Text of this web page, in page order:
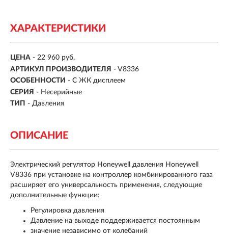
ХАРАКТЕРИСТИКИ
ЦЕНА - 22 960 руб.
АРТИКУЛ ПРОИЗВОДИТЕЛЯ - V8336
ОСОБЕННОСТИ - С ЖК дисплеем
СЕРИЯ - Несерийные
ТИП - Давления
ОПИСАНИЕ
Электрический регулятор Honeywell давления Honeywell
V8336 при установке на контроллер комбинированного газа
расширяет его универсальность применения, следующие
дополнительные функции:
Регулировка давления
Давление на выходе поддерживается постоянным
значение независимо от колебаний